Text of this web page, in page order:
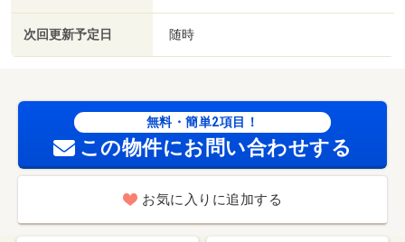
次回更新予定日 随時
無料・簡単2項目！
この物件にお問い合わせする
お気に入りに追加する